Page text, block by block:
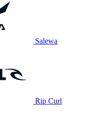
Salewa
Rip Curl